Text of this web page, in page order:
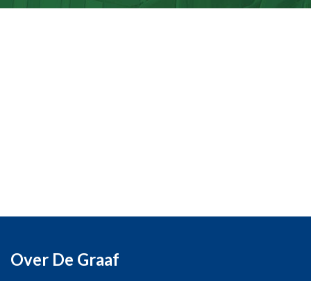
Over De Graaf